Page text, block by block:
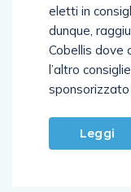
eletti in
dunque,
Cobellis dove
l’altro
Leggi